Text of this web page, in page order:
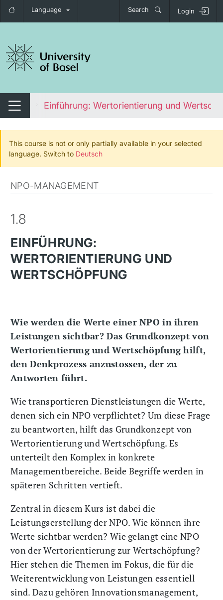
Language Search Login
navigation
Switch navigationEinführung: Wertorientierung und
This course is not or only partially available in your selected
language. Switch to Deutsch
NPO-MANAGEMENT
1.8
EINFÜHRUNG:
WERTORIENTIERUNG UND
WERTSCHÖPFUNG
Wie werden die Werte einer NPO in ihren
Leistungen sichtbar? Das Grundkonzept von
Wertorientierung und Wertschöpfung hilft,
den Denkprozess anzustossen, der zu
Antworten führt.
Wie transportieren Dienstleistungen die Werte,
denen sich ein NPO verpflichtet? Um diese Frage
zu beantworten, hilft das Grundkonzept von
Wertorientierung und Wertschöpfung. Es
unterteilt den Komplex in konkrete
Managementbereiche. Beide Begriffe werden in
späteren Schritten vertieft.
Zentral in diesem Kurs ist dabei die
Leistungserstellung der NPO. Wie können ihre
Werte sichtbar werden? Wie gelangt eine NPO
von der Wertorientierung zur Wertschöpfung?
Hier stehen die Themen im Fokus, die für die
Weiterentwicklung von Leistungen essentiell
sind. Dazu gehören Innovationsmanagement,